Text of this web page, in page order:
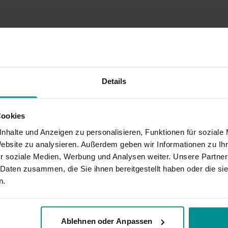
Details
und Anzeigen zu personalisieren, Funktionen für soziale
zu analysieren. Außerdem geben wir Informationen zu
soziale Medien, Werbung und Analysen weiter. Unsere
zusammen, die Sie ihnen bereitgestellt haben oder die
Ablehnen oder Anpassen
Einige Ansagen fand ich nicht ganz eindeutig. Und entweder hatte